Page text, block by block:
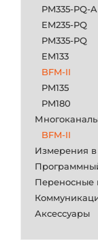
PM335-PQ-A
EM235-PQ
PM335-PQ
EM133
BFM-II
PM135
PM180
BFM-II
Измерения в
Переносные
Аксессуары